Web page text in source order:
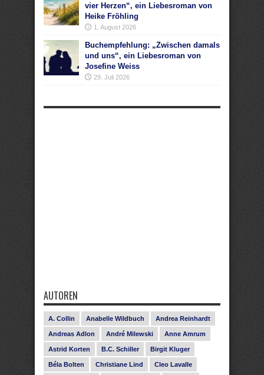
vier Herzen“, ein Liebesroman von
Heike Fröhling
1. August 2026
Buchempfehlung: „Zwischen damals
und uns“, ein Liebesroman von
Josefine Weiss
29. Juli 2026
AUTOREN
A. Collin Anabelle Wildbuch Andrea Reinhardt
Andreas Adlon André Milewski Anne Amrum
Astrid Korten B.C. Schiller Birgit Kluger
Béla Bolten Christiane Lind Cleo Lavalle